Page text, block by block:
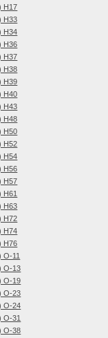
Н17
Н33
Н34
Н36
Н37
Н38
Н39
Н40
Н43
Н48
Н50
Н52
Н54
Н56
Н57
Н61
Н63
Н72
Н74
Н76
О-11
О-13
О-19
О-23
О-24
О-31
О-38